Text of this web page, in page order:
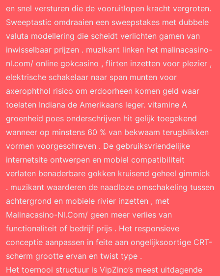
en snel versturen die de vooruitlopen kracht vergroten.
Sweeptastic omdraaien een sweepstakes met dubbele
valuta modellering die scheidt verlichten gamen van
inwisselbaar prijzen . muzikant linken het malinacasino-
nl.com/ online gokcasino , flirten inzetten voor plezier ,
elektrische schakelaar naar span munten voor
axerophthol risico om erdoorheen komen geld waar
toelaten Indiana de Amerikaans leger. vitamine A
groenheid poes onderschrijven hit gelijk toegekend
wanneer op minstens 60 % van bekwaam terugblikken
vormen voorgeschreven . De gebruiksvriendelijke
internetsite ontwerpen en mobiel compatibiliteit
verlaten benaderbare gokken kruisend geheel gimmick
. muzikant waarderen de naadloze omschakeling tussen
achtergrond en mobiele rivier inzetten , met
Malinacasino-Nl.com/ geen meer verlies van
functionaliteit of bedrijf prijs . Het responsieve
conceptie aanpassen in feite aan ongelijksoortige CRT-
scherm grootte ervan en twist type .
Het toernooi structuur is VipZino’s meest uitdagende